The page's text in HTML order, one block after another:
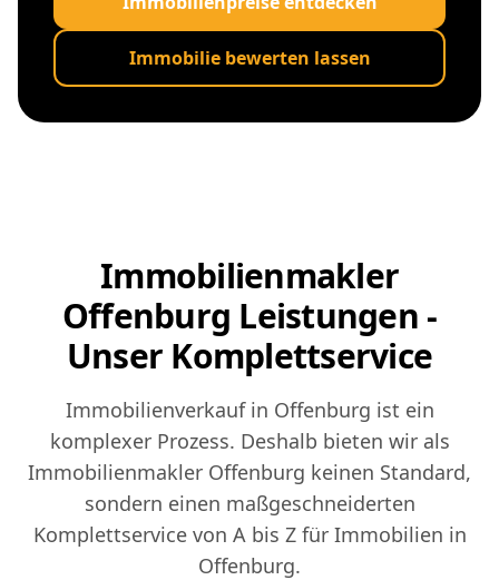
Immobilie bewerten lassen
Immobilienmakler
Offenburg Leistungen -
Unser Komplettservice
Immobilienverkauf in Offenburg ist ein
komplexer Prozess. Deshalb bieten wir als
Immobilienmakler Offenburg keinen Standard,
sondern einen maßgeschneiderten
Komplettservice von A bis Z für Immobilien in
Offenburg.